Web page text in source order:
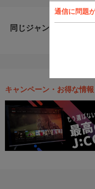
通信に問題
同じジャンルのおすす
キャンペーン・お得な情報